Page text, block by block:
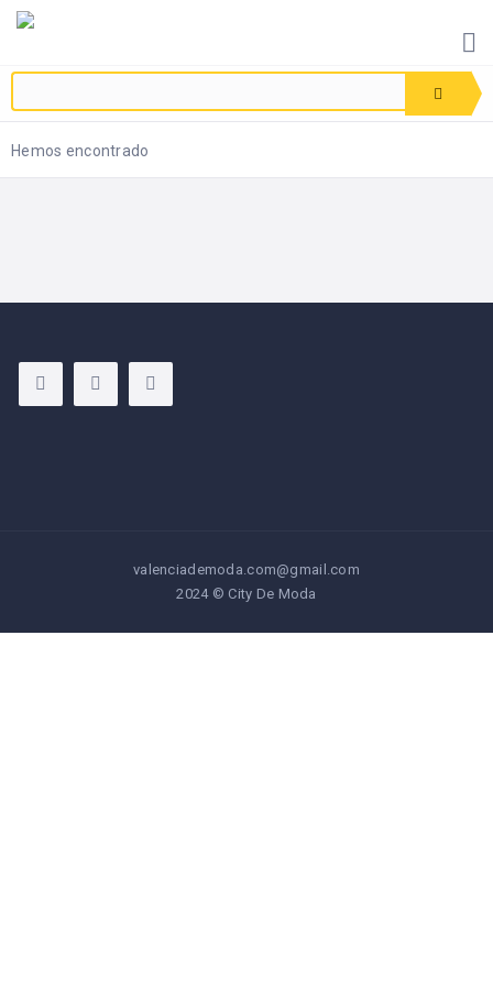
INICIO
CONTACTO
Hemos encontrado
valenciademoda.com@gmail.com
2024 © City De Moda